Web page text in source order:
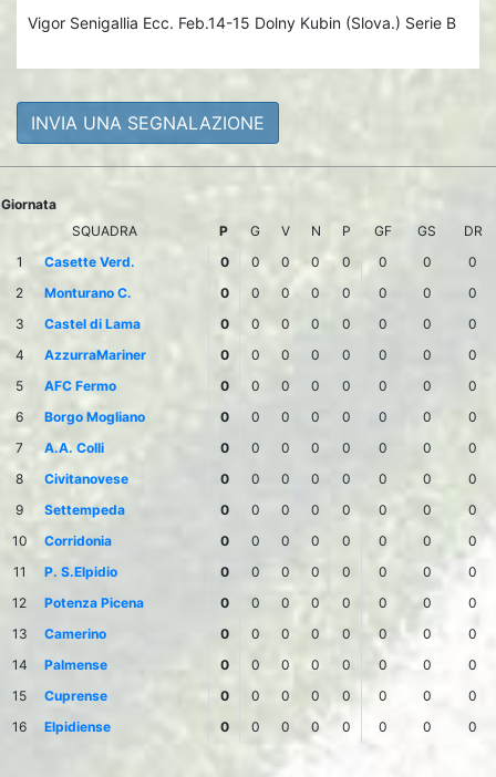
Vigor Senigallia Ecc. Feb.14-15 Dolny Kubin (Slova.) Serie B
INVIA UNA SEGNALAZIONE
Giornata
SQUADRA
P G V N P GF GS
DR
1
Casette Verd. 0 0 0 0 0 0 0
0
2
Monturano C. 0 0 0 0 0 0 0
0
3
Castel di Lama 0 0 0 0 0 0 0
0
4
AzzurraMariner 0 0 0 0 0 0 0
0
5
AFC Fermo 0 0 0 0 0 0 0
0
6
Borgo Mogliano 0 0 0 0 0 0 0
0
7
A.A. Colli 0 0 0 0 0 0 0
0
8
Civitanovese 0 0 0 0 0 0 0
0
9
Settempeda 0 0 0 0 0 0 0
0
10
Corridonia 0 0 0 0 0 0 0
0
11
P. S.Elpidio 0 0 0 0 0 0 0
0
12
Potenza Picena 0 0 0 0 0 0 0
0
13
Camerino 0 0 0 0 0 0 0
0
14
Palmense 0 0 0 0 0 0 0
0
15
Cuprense 0 0 0 0 0 0 0
0
16
Elpidiense 0 0 0 0 0 0 0 0